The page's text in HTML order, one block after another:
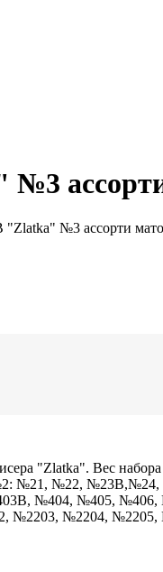
№3
"Zlatka" №3 ассорти
"Zlatka". Вес
№22,
№404, №405,
№2204,